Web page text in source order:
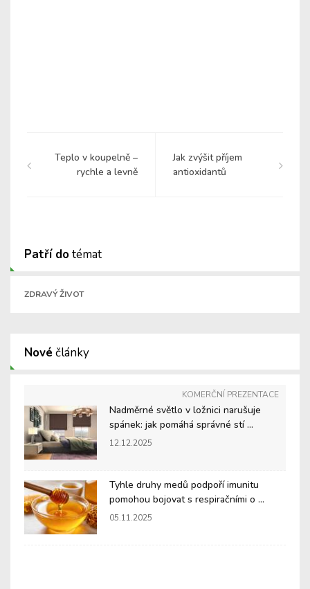
Teplo v koupelně –
rychle a levně
Jak zvýšit příjem
antioxidantů
Patří dotémat
ZDRAVÝ ŽIVOT
Nové články
KOMERČNÍ PREZENTACE
Nadměrné světlo v ložnici narušuje
spánek: jak pomáhá správné stí ...
12.12.2025
Tyhle druhy medů podpoří imunitu
pomohou bojovat s respiračními o ...
05.11.2025